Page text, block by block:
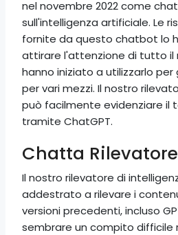
nel novembre 2022 come
sull'intelligenza artificiale. Le
fornite da questo chatbot lo
attirare l'attenzione di tutto il
hanno iniziato a utilizzarlo
per vari mezzi. Il nostro
può facilmente evidenziare il
tramite ChatGPT.
Chatta
Il nostro rilevatore di
addestrato a rilevare i
versioni precedenti, incluso
sembrare un compito difficile